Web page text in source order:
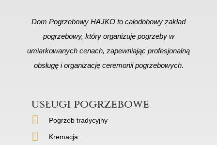
Dom Pogrzebowy HAJKO to całodobowy zakład
pogrzebowy, który organizuje pogrzeby w
umiarkowanych cenach, zapewniając profesjonalną
obsługę i organizację ceremonii pogrzebowych.
usługi pogrzebowe
Pogrzeb tradycyjny
Kremacja